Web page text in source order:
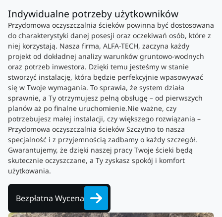
Indywidualne potrzeby użytkowników
Przydomowa oczyszczalnia ścieków powinna być dostosowana
do charakterystyki danej posesji oraz oczekiwań osób, które z
niej korzystają. Nasza firma, ALFA-TECH, zaczyna każdy
projekt od dokładnej analizy warunków gruntowo-wodnych
oraz potrzeb inwestora. Dzięki temu jesteśmy w stanie
stworzyć instalację, która będzie perfekcyjnie wpasowywać
się w Twoje wymagania. To sprawia, że system działa
sprawnie, a Ty otrzymujesz pełną obsługę – od pierwszych
planów aż po finalne uruchomienie.Nie ważne, czy
potrzebujesz małej instalacji, czy większego rozwiązania –
Przydomowa oczyszczalnia ścieków Szczytno to nasza
specjalność i z przyjemnością zadbamy o każdy szczegół.
Gwarantujemy, że dzięki naszej pracy Twoje ścieki będą
skutecznie oczyszczane, a Ty zyskasz spokój i komfort
użytkowania.
Bezpłatna Wycena